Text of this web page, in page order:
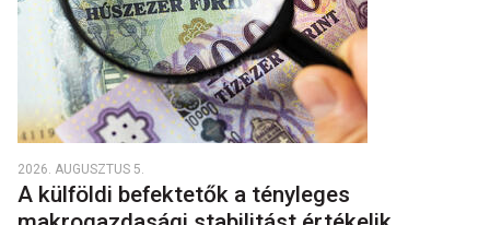
2026. AUGUSZTUS 5.
A külföldi befektetők a tényleges